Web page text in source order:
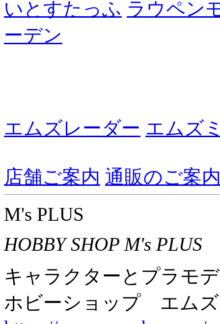
いとすたっふ ラウペン
ーデン
エムズレーダー エムズ
店舗ご案内 通販のご案
M's PLUS
HOBBY SHOP M's PLUS
キャラクターとプラモ
ホビーショップ エム